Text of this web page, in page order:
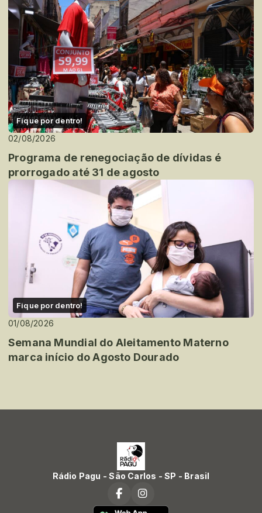
Fique por dentro!
02/08/2026
Programa de renegociação de dívidas é
prorrogado até 31 de agosto
Fique por dentro!
01/08/2026
Semana Mundial do Aleitamento Materno
marca início do Agosto Dourado
Rádio Pagu - São Carlos - SP - Brasil